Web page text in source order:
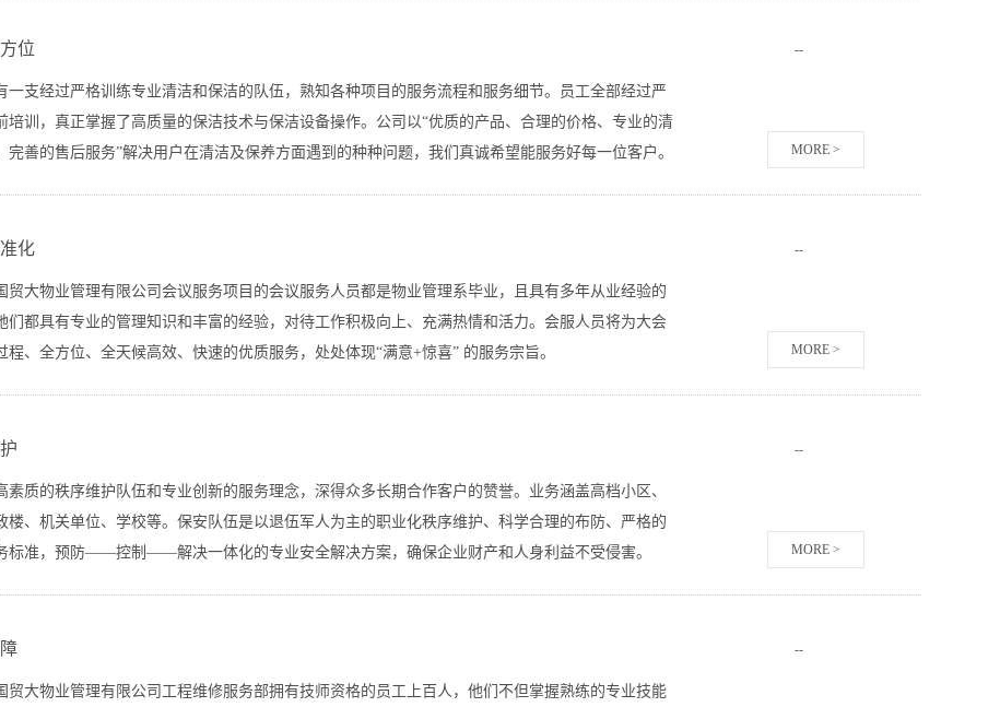
位 --
一支经过严格训练专业清洁和保洁的队伍，熟知各种项目的服务流程和服务细节。员工全部经过严
培训，真正掌握了高质量的保洁技术与保洁设备操作。公司以“优质的产品、合理的价格、专业的清
完善的售后服务”解决用户在清洁及保养方面遇到的种种问题，我们真诚希望能服务好每一位客户。
MORE >
化 --
贸大物业管理有限公司会议服务项目的会议服务人员都是物业管理系毕业，且具有多年从业经验的
们都具有专业的管理知识和丰富的经验，对待工作积极向上、充满热情和活力。会服人员将为大会
程、全方位、全天候高效、快速的优质服务，处处体现“满意+惊喜” 的服务宗旨。
MORE >
--
素质的秩序维护队伍和专业创新的服务理念，深得众多长期合作客户的赞誉。业务涵盖高档小区、
楼、机关单位、学校等。保安队伍是以退伍军人为主的职业化秩序维护、科学合理的布防、严格的
标准，预防——控制——解决一体化的专业安全解决方案，确保企业财产和人身利益不受侵害。
MORE >
--
贸大物业管理有限公司工程维修服务部拥有技师资格的员工上百人，他们不但掌握熟练的专业技能